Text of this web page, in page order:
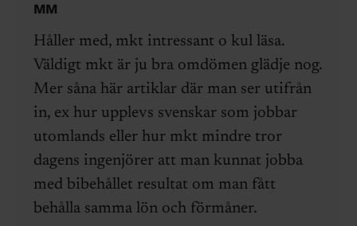
MM
Håller med, mkt intressant o kul läsa.
Väldigt mkt är ju bra omdömen glädje nog.
Mer såna här artiklar där man ser utifrån
in, ex hur upplevs svenskar som jobbar
utomlands eller hur mkt mindre tror
dagens ingenjörer att man kunnat jobba
med bibehållet resultat om man fått
behålla samma lön och förmåner.